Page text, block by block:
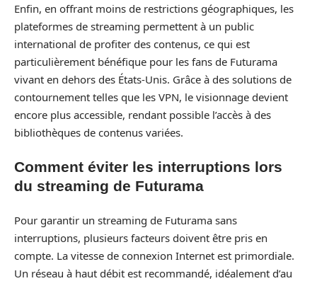
Enfin, en offrant moins de restrictions géographiques, les
plateformes de streaming permettent à un public
international de profiter des contenus, ce qui est
particulièrement bénéfique pour les fans de Futurama
vivant en dehors des États-Unis. Grâce à des solutions de
contournement telles que les VPN, le visionnage devient
encore plus accessible, rendant possible l’accès à des
bibliothèques de contenus variées.
Comment éviter les interruptions lors
du streaming de Futurama
Pour garantir un streaming de Futurama sans
interruptions, plusieurs facteurs doivent être pris en
compte. La vitesse de connexion Internet est primordiale.
Un réseau à haut débit est recommandé, idéalement d’au